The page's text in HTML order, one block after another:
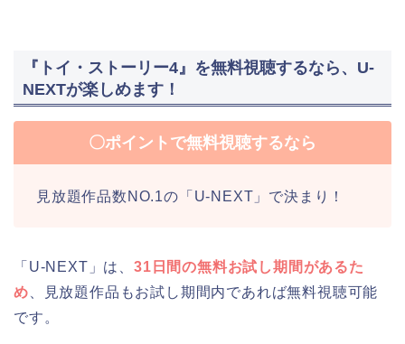
『トイ・ストーリー4』を無料視聴するなら、U-
NEXTが楽しめます！
〇ポイントで無料視聴するなら
見放題作品数NO.1の「U-NEXT」で決まり！
「U-NEXT」は、 31日間の無料お試し期間があるた
め 、見放題作品もお試し期間内であれば無料視聴可能
です。